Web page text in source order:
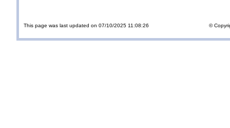
This page was last updated on 07/10/2025 11:08:26 ©